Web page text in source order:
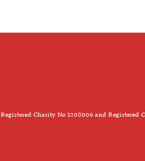
Registered Charity No 1208006 and Registered